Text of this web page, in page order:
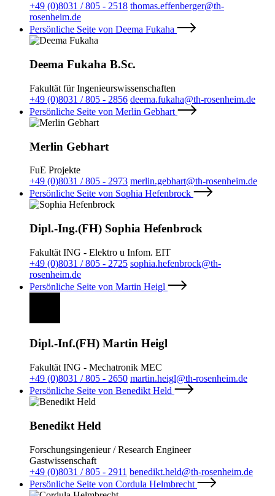
+49 (0)8031 / 805 - 2518 thomas.effenberger@th-
rosenheim.de
Persönliche Seite von Deema Fukaha
Deema Fukaha B.Sc.
Fakultät für Ingenieurswissenschaften
+49 (0)8031 / 805 - 2856 deema.fukaha@th-rosenheim.de
Persönliche Seite von Merlin Gebhart
Merlin Gebhart
FuE Projekte
+49 (0)8031 / 805 - 2973 merlin.gebhart@th-rosenheim.de
Persönliche Seite von Sophia Hefenbrock
Dipl.-Ing.(FH) Sophia Hefenbrock
Fakultät ING - Elektro u Infom. EIT
+49 (0)8031 / 805 - 2725 sophia.hefenbrock@th-
rosenheim.de
Persönliche Seite von Martin Heigl
Dipl.-Inf.(FH) Martin Heigl
Fakultät ING - Mechatronik MEC
+49 (0)8031 / 805 - 2650 martin.heigl@th-rosenheim.de
Persönliche Seite von Benedikt Held
Benedikt Held
Forschungsingenieur / Research Engineer
Gastwissenschaft
+49 (0)8031 / 805 - 2911 benedikt.held@th-rosenheim.de
Persönliche Seite von Cordula Helmbrecht